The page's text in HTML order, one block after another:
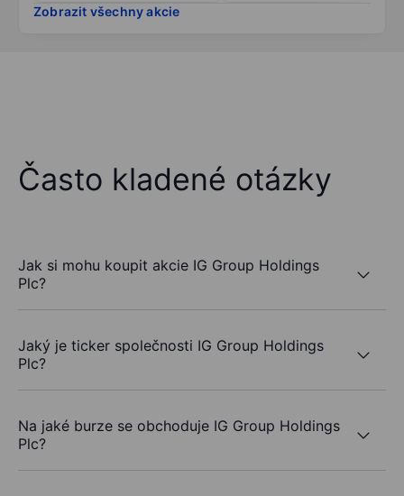
Zobrazit všechny akcie
Často kladené otázky
Jak si mohu koupit akcie IG Group Holdings
Plc?
Jaký je ticker společnosti IG Group Holdings
Plc?
Na jaké burze se obchoduje IG Group Holdings
Plc?